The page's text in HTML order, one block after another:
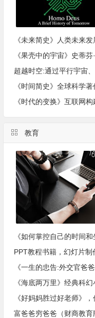
《未来简史》人类未来
超越时空:通过平行宇宙
《时间简史》全球科学
《时代的变换》互联网
教育
《如何掌控自己的时间和
《一生的忠告:外交官爸
《海底两万里》经典科
《好妈妈胜过好老师》
富爸爸穷爸爸（财商教育